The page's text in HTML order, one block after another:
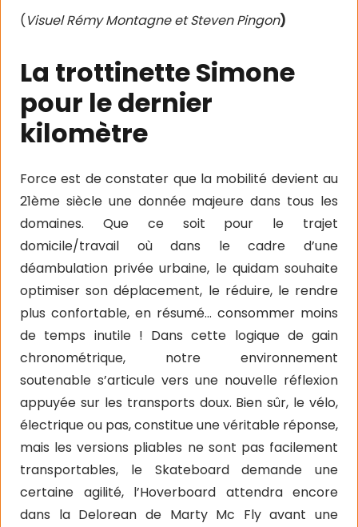
(VisuelRémy Montagne et Steven Pingon)
La trottinette Simone
pour le dernier
kilomètre
Force est de constater que la mobilité devient au
21ème siècle une donnée majeure dans tous les
domaines. Que ce soit pour le trajet
domicile/travail où dans le cadre d’une
déambulation privée urbaine, le quidam souhaite
optimiser son déplacement, le réduire, le rendre
plus confortable, en résumé… consommer moins
de temps inutile ! Dans cette logique de gain
chronométrique, notre environnement
soutenable s’articule vers une nouvelle réflexion
appuyée sur les transports doux. Bien sûr, le vélo,
électrique ou pas, constitue une véritable réponse,
mais les versions pliables ne sont pas facilement
transportables, le Skateboard demande une
certaine agilité, l’Hoverboard attendra encore
dans la Delorean de Marty Mc Fly avant une